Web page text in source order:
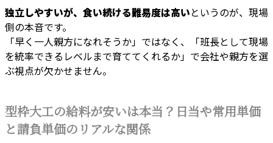
独立しやすいが、食い続ける難易度は高いというのが、現場
側の本音です。
「早く一人親方になれそうか」ではなく、「班長として現場
を統率できるレベルまで育ててくれるか」で会社や親方を選
ぶ視点が欠かせません。
型枠大工の給料が安いは本当？日当や常用単価
と請負単価のリアルな関係